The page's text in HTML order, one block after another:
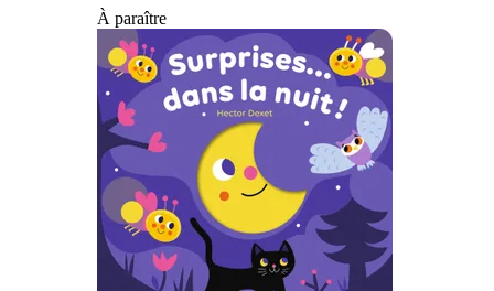
À paraître